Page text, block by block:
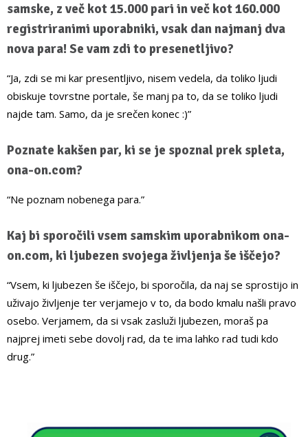
samske, z več kot 15.000 pari in več kot 160.000
registriranimi uporabniki, vsak dan najmanj dva
nova para! Se vam zdi to presenetljivo?
“Ja, zdi se mi kar presentljivo, nisem vedela, da toliko ljudi
obiskuje tovrstne portale, še manj pa to, da se toliko ljudi
najde tam. Samo, da je srečen konec :)”
Poznate kakšen par, ki se je spoznal prek spleta,
ona-on.com?
“Ne poznam nobenega para.”
Kaj bi sporočili vsem samskim uporabnikom ona-
on.com, ki ljubezen svojega življenja še iščejo?
“Vsem, ki ljubezen še iščejo, bi sporočila, da naj se sprostijo in
uživajo življenje ter verjamejo v to, da bodo kmalu našli pravo
osebo. Verjamem, da si vsak zasluži ljubezen, moraš pa
najprej imeti sebe dovolj rad, da te ima lahko rad tudi kdo
drug.”